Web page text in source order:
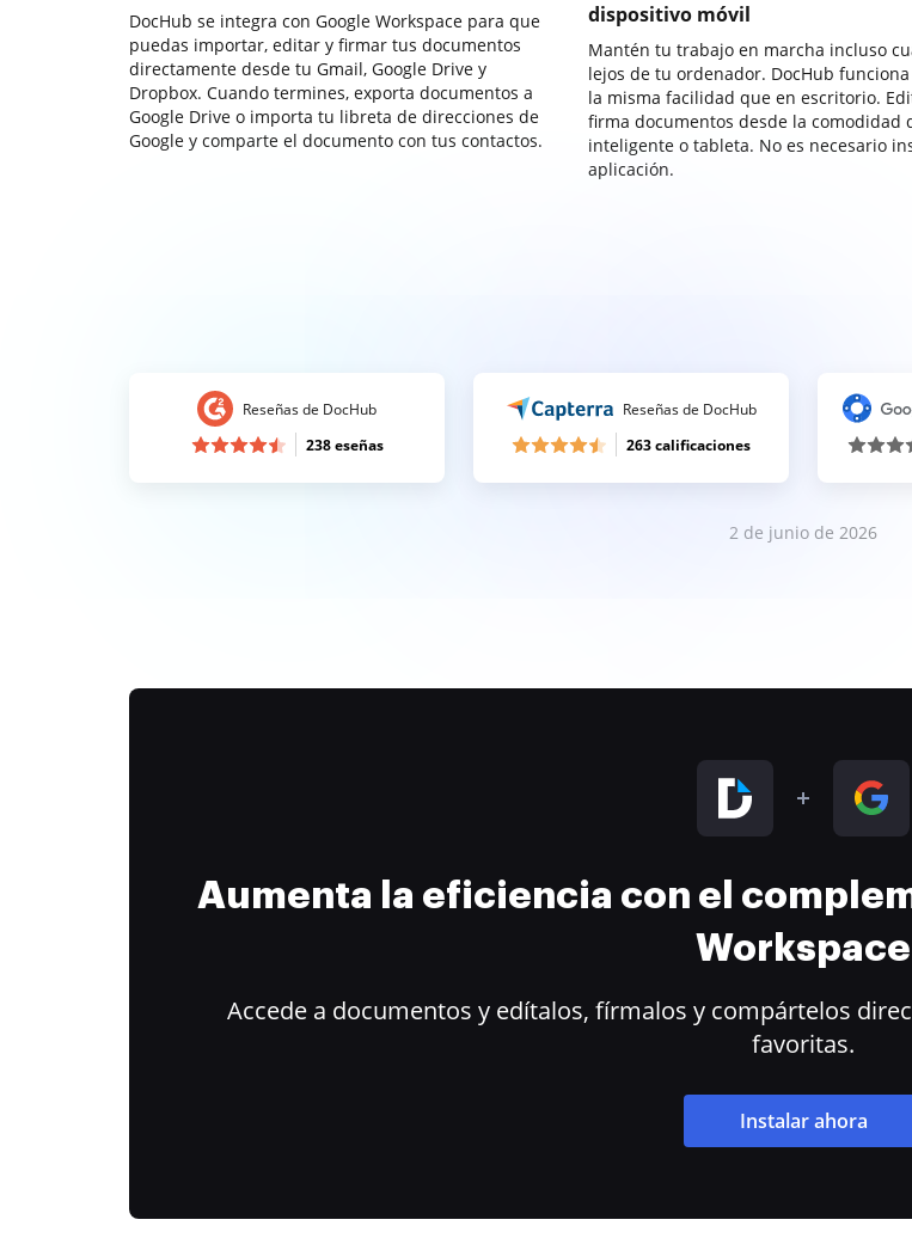
DocHub se integra con Google Workspace para que
puedas importar, editar y firmar tus documentos
directamente desde tu Gmail, Google Drive y
Dropbox. Cuando termines, exporta documentos a
Google Drive o importa tu libreta de direcciones de
Google y comparte el documento con tus contactos.
dispositivo móvil
Mantén tu trabajo en marcha incluso
lejos de tu ordenador. DocHub
la misma facilidad que en escritorio.
firma documentos desde la comodidad
inteligente o tableta. No es necesario
aplicación.
Reseñas de DocHub
238 eseñas
Reseñas de DocHub
263 calificaciones
2 de junio de 2026
Aumenta la eficiencia con el
Workspace
Accede a documentos y edítalos, fírmalos y compártelos
favoritas.
Instalar ahora